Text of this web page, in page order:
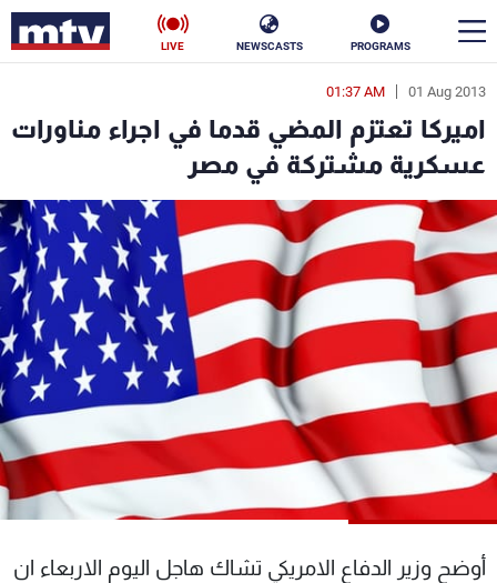
PROGRAMS
NEWSCASTS
LIVE
01 Aug 2013
01:37 AM
اميركا تعتزم المضي قدما في اجراء مناورات
عسكرية مشتركة في مصر
أوضح وزير الدفاع الامريكي تشاك هاجل اليوم الاربعاء ان
en
الأخبار
سياسة ناس
إقتصاد فن
منوعات رياضة
كأس العالم
البرامج
جدول البرامج
شاهد البرامج
الترددات